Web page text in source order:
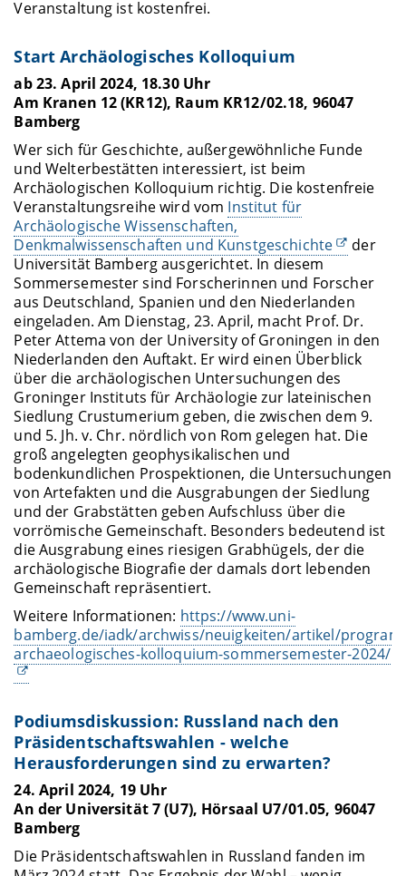
Veranstaltung ist kostenfrei.
Start Archäologisches Kolloquium
ab 23. April 2024, 18.30 Uhr
Am Kranen 12 (KR12), Raum KR12/02.18, 96047
Bamberg
Wer sich für Geschichte, außergewöhnliche Funde
und Welterbestätten interessiert, ist beim
Archäologischen Kolloquium richtig. Die kostenfreie
Veranstaltungsreihe wird vom Institut für
Archäologische Wissenschaften,
Denkmalwissenschaften und Kunstgeschichte
der
Universität Bamberg ausgerichtet. In diesem
Sommersemester sind Forscherinnen und Forscher
aus Deutschland, Spanien und den Niederlanden
eingeladen. Am Dienstag, 23. April, macht Prof. Dr.
Peter Attema von der University of Groningen in den
Niederlanden den Auftakt. Er wird einen Überblick
über die archäologischen Untersuchungen des
Groninger Instituts für Archäologie zur lateinischen
Siedlung Crustumerium geben, die zwischen dem 9.
und 5. Jh. v. Chr. nördlich von Rom gelegen hat. Die
groß angelegten geophysikalischen und
bodenkundlichen Prospektionen, die Untersuchungen
von Artefakten und die Ausgrabungen der Siedlung
und der Grabstätten geben Aufschluss über die
vorrömische Gemeinschaft. Besonders bedeutend ist
die Ausgrabung eines riesigen Grabhügels, der die
archäologische Biografie der damals dort lebenden
Gemeinschaft repräsentiert.
Weitere Informationen: https://www.uni-
bamberg.de/iadk/archwiss/neuigkeiten/artikel/
archaeologisches-kolloquium-sommersemester-2024/
Podiumsdiskussion: Russland nach den
Präsidentschaftswahlen - welche
Herausforderungen sind zu erwarten?
24. April 2024, 19 Uhr
An der Universität 7 (U7), Hörsaal U7/01.05, 96047
Bamberg
Die Präsidentschaftswahlen in Russland fanden im